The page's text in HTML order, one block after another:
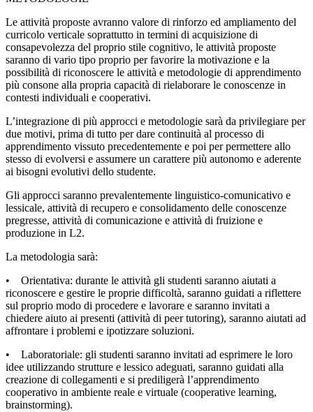
Le attività proposte avranno valore di rinforzo ed ampliamento del
curricolo verticale soprattutto in termini di acquisizione di
consapevolezza del proprio stile cognitivo, le attività proposte
saranno di vario tipo proprio per favorire la motivazione e la
possibilità di riconoscere le attività e metodologie di apprendimento
più consone alla propria capacità di rielaborare le conoscenze in
contesti individuali e cooperativi.
L’integrazione di più approcci e metodologie sarà da privilegiare per
due motivi, prima di tutto per dare continuità al processo di
apprendimento vissuto precedentemente e poi per permettere allo
stesso di evolversi e assumere un carattere più autonomo e aderente
ai bisogni evolutivi dello studente.
Gli approcci saranno prevalentemente linguistico-comunicativo e
lessicale, attività di recupero e consolidamento delle conoscenze
pregresse, attività di comunicazione e attività di fruizione e
produzione in L2.
La metodologia sarà:
• Orientativa: durante le attività gli studenti saranno aiutati a
riconoscere e gestire le proprie difficoltà, saranno guidati a riflettere
sul proprio modo di procedere e lavorare e saranno invitati a
chiedere aiuto ai presenti (attività di peer tutoring), saranno aiutati ad
affrontare i problemi e ipotizzare soluzioni.
• Laboratoriale: gli studenti saranno invitati ad esprimere le loro
idee utilizzando strutture e lessico adeguati, saranno guidati alla
creazione di collegamenti e si prediligerà l’apprendimento
cooperativo in ambiente reale e virtuale (cooperative learning,
brainstorming).